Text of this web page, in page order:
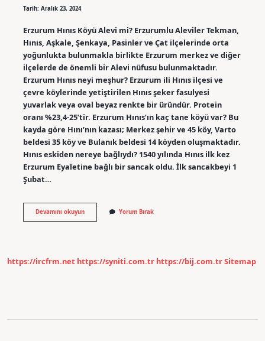
Tarih: Aralık 23, 2024
Erzurum Hınıs Köyü Alevi mi? Erzurumlu Aleviler Tekman,
Hınıs, Aşkale, Şenkaya, Pasinler ve Çat ilçelerinde orta
yoğunlukta bulunmakla birlikte Erzurum merkez ve diğer
ilçelerde de önemli bir Alevi nüfusu bulunmaktadır.
Erzurum Hınıs neyi meşhur? Erzurum ili Hınıs ilçesi ve
çevre köylerinde yetiştirilen Hınıs şeker fasulyesi
yuvarlak veya oval beyaz renkte bir üründür. Protein
oranı %23,4-25’tir. Erzurum Hınıs’ın kaç tane köyü var? Bu
kayda göre Hını’nın kazası; Merkez şehir ve 45 köy, Varto
beldesi 35 köy ve Bulanık beldesi 14 köyden oluşmaktadır.
Hınıs eskiden nereye bağlıydı? 1540 yılında Hınıs ilk kez
Erzurum Eyaletine bağlı bir sancak oldu. İlk sancakbeyi 1
Şubat…
Devamını okuyunErzurum
Hınıs
Yorum Bırak
https://ircfrm.net https://syniti.com.tr https://bij.com.trSitemap